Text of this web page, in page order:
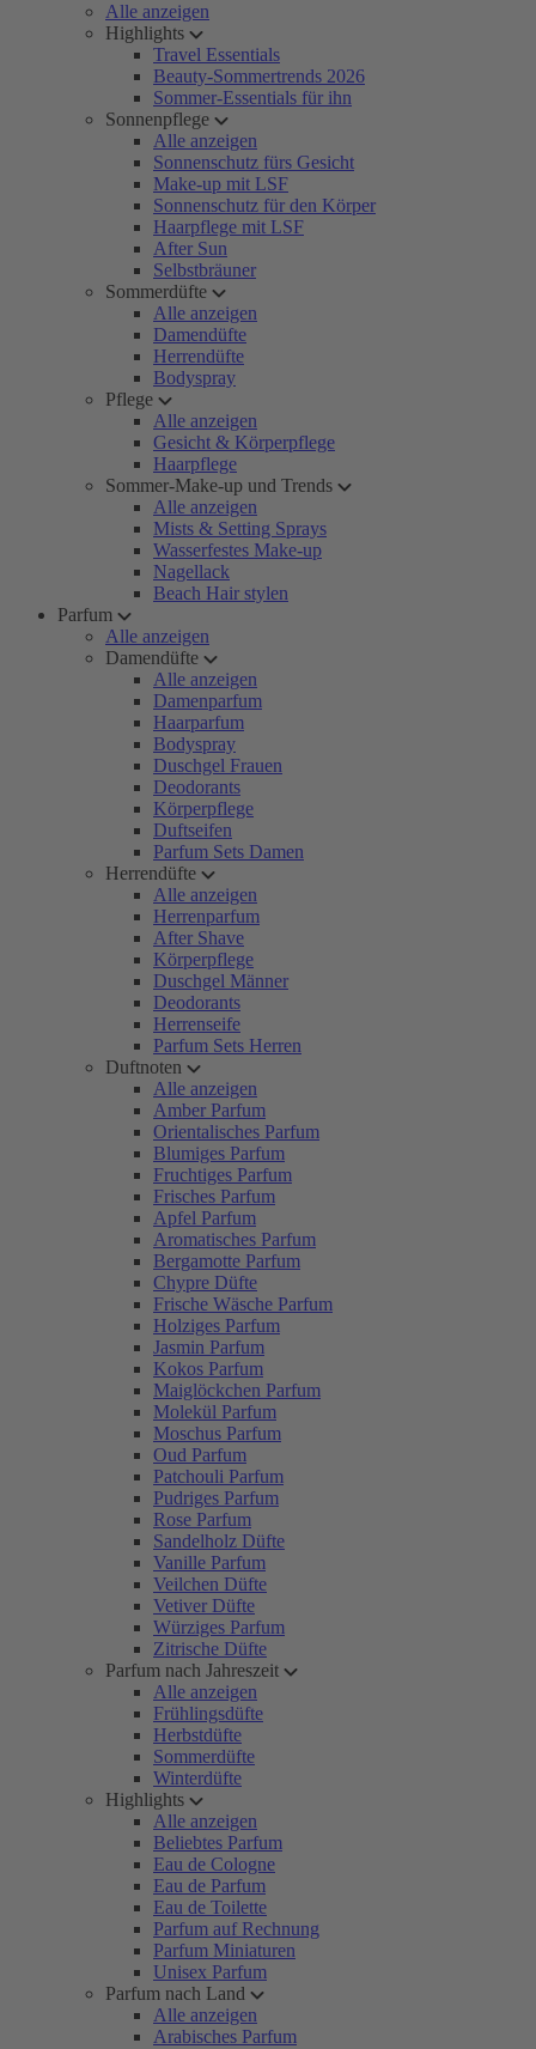
Alle anzeigen
Highlights
Travel Essentials
Beauty-Sommertrends 2026
Sommer-Essentials für ihn
Sonnenpflege
Alle anzeigen
Sonnenschutz fürs Gesicht
Make-up mit LSF
Sonnenschutz für den Körper
Haarpflege mit LSF
After Sun
Selbstbräuner
Sommerdüfte
Alle anzeigen
Damendüfte
Herrendüfte
Bodyspray
Pflege
Alle anzeigen
Gesicht & Körperpflege
Haarpflege
Sommer-Make-up und Trends
Alle anzeigen
Mists & Setting Sprays
Wasserfestes Make-up
Nagellack
Beach Hair stylen
Parfum
Alle anzeigen
Damendüfte
Alle anzeigen
Damenparfum
Haarparfum
Bodyspray
Duschgel Frauen
Deodorants
Körperpflege
Duftseifen
Parfum Sets Damen
Herrendüfte
Alle anzeigen
Herrenparfum
After Shave
Körperpflege
Duschgel Männer
Deodorants
Herrenseife
Parfum Sets Herren
Duftnoten
Alle anzeigen
Amber Parfum
Orientalisches Parfum
Blumiges Parfum
Fruchtiges Parfum
Frisches Parfum
Apfel Parfum
Aromatisches Parfum
Bergamotte Parfum
Chypre Düfte
Frische Wäsche Parfum
Holziges Parfum
Jasmin Parfum
Kokos Parfum
Maiglöckchen Parfum
Molekül Parfum
Moschus Parfum
Oud Parfum
Patchouli Parfum
Pudriges Parfum
Rose Parfum
Sandelholz Düfte
Vanille Parfum
Veilchen Düfte
Vetiver Düfte
Würziges Parfum
Zitrische Düfte
Parfum nach Jahreszeit
Alle anzeigen
Frühlingsdüfte
Herbstdüfte
Sommerdüfte
Winterdüfte
Highlights
Alle anzeigen
Beliebtes Parfum
Eau de Cologne
Eau de Parfum
Eau de Toilette
Parfum auf Rechnung
Parfum Miniaturen
Unisex Parfum
Parfum nach Land
Alle anzeigen
Arabisches Parfum